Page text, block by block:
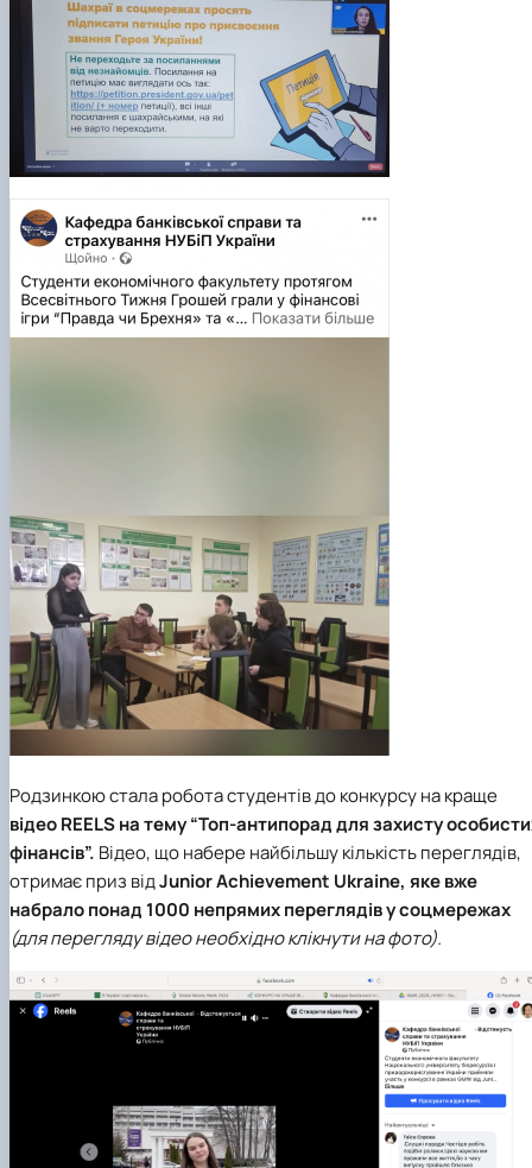
Родзинкою стала робота студентів до конкурсу на краще
відео REELS на тему “Топ-антипорад для захисту
фінансів”. Відео, що набере найбільшу кількість переглядів,
отримає приз відJunior Achievement Ukraine, яке вже
набрало понад 1000 непрямих переглядів у соцмережах
(для перегляду відео необхідно клікнути на фото).